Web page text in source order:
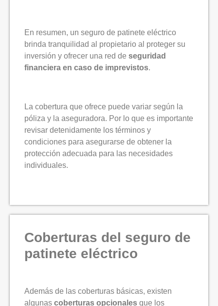
En resumen, un seguro de patinete eléctrico
brinda tranquilidad al propietario al proteger su
inversión y ofrecer una red de seguridad
financiera en caso de imprevistos.
La cobertura que ofrece puede variar según la
póliza y la aseguradora. Por lo que es importante
revisar detenidamente los términos y
condiciones para asegurarse de obtener la
protección adecuada para las necesidades
individuales.
Coberturas del seguro de
patinete eléctrico
Además de las coberturas básicas, existen
algunas coberturas opcionales que los